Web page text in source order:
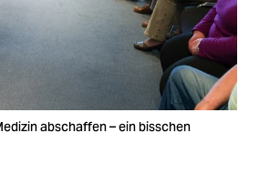
abschaffen – ein bisschen